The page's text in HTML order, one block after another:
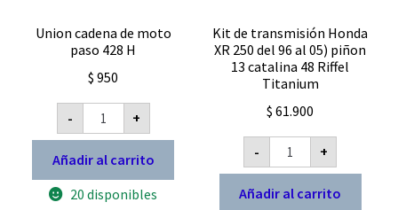
Union cadena de moto
paso 428 H
$ 950
-
Union
cadena
de
moto
paso
428
H
+
Añadir al carrito
20 disponibles
Kit de transmisión Honda
XR 250 del 96 al 05) piñon
13 catalina 48 Riffel
Titanium
$ 61.900
-
Kit
transmisión
Honda
XR
+
Añadir al carrito